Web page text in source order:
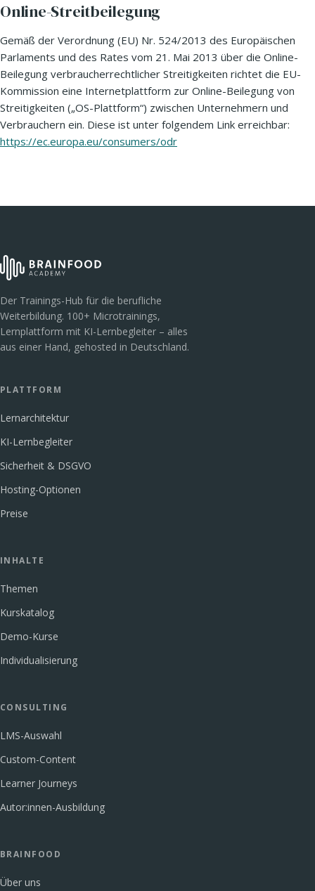
Online-Streitbeilegung
Gemäß der Verordnung (EU) Nr. 524/2013 des Europäischen
Parlaments und des Rates vom 21. Mai 2013 über die Online-
Beilegung verbraucherrechtlicher Streitigkeiten richtet die EU-
Kommission eine Internetplattform zur Online-Beilegung von
Streitigkeiten („OS-Plattform“) zwischen Unternehmern und
Verbrauchern ein. Diese ist unter folgendem Link erreichbar:
https://ec.europa.eu/consumers/odr
Der Trainings-Hub für die berufliche
Weiterbildung. 100+ Microtrainings,
Lernplattform mit KI-Lernbegleiter – alles
aus einer Hand, gehosted in Deutschland.
PLATTFORM
Lernarchitektur
KI-Lernbegleiter
Sicherheit & DSGVO
Hosting-Optionen
Preise
INHALTE
Themen
Kurskatalog
Demo-Kurse
Individualisierung
CONSULTING
LMS-Auswahl
Custom-Content
Learner Journeys
Autor:innen-Ausbildung
BRAINFOOD
Über uns